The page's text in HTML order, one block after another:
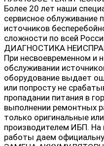
Более 20 лет наши
сервисное
источников
сложности по всей
ДИАГНОСТИКА
При несвоевременном и
обслуживании
оборудование выдает
или попросту не
пропадании питания в
выполнении ремонтных
только оригинальные
производителем ИБП. На
работы даем